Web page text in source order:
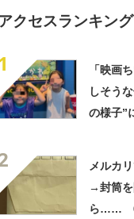
アクセスランキング
「映画
しそう
の様子”
メルカ
→封筒を
ら……